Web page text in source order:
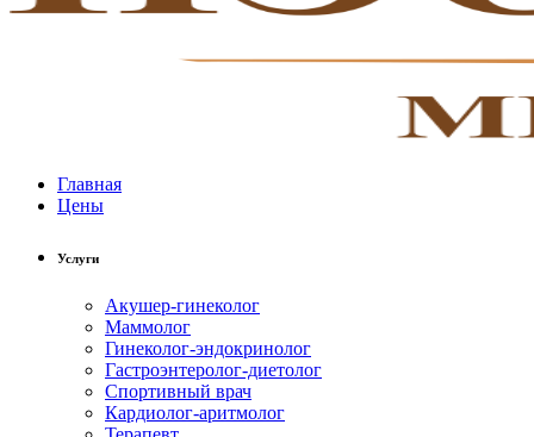
Главная
Цены
Услуги
Акушер-гинеколог
Маммолог
Гинеколог-эндокринолог
Гастроэнтеролог-диетолог
Спортивный врач
Кардиолог-аритмолог